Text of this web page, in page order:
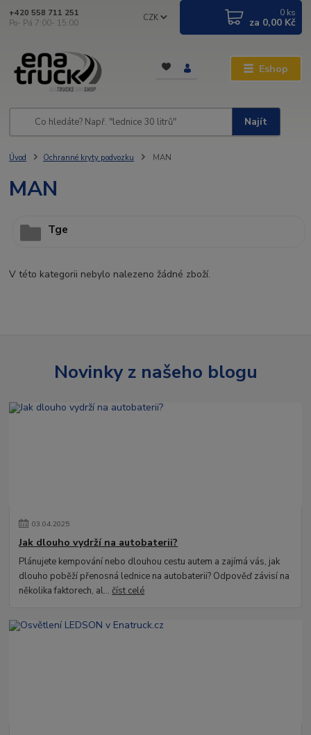
Eshop
CZK
Najít
+420 558 711 251
Po- Pá 7:00- 15:00
0 ks
za 0,00 Kč
Úvod Ochranné kryty podvozku MAN
MAN
Tge
V této kategorii nebylo nalezeno žádné zboží.
Novinky z našeho blogu
03.04.2025
Jak dlouho vydrží na autobaterii?
Plánujete kempování nebo dlouhou cestu autem a zajímá vás, jak
dlouho poběží přenosná lednice na autobaterii? Odpověď závisí na
několika faktorech, al...číst celé